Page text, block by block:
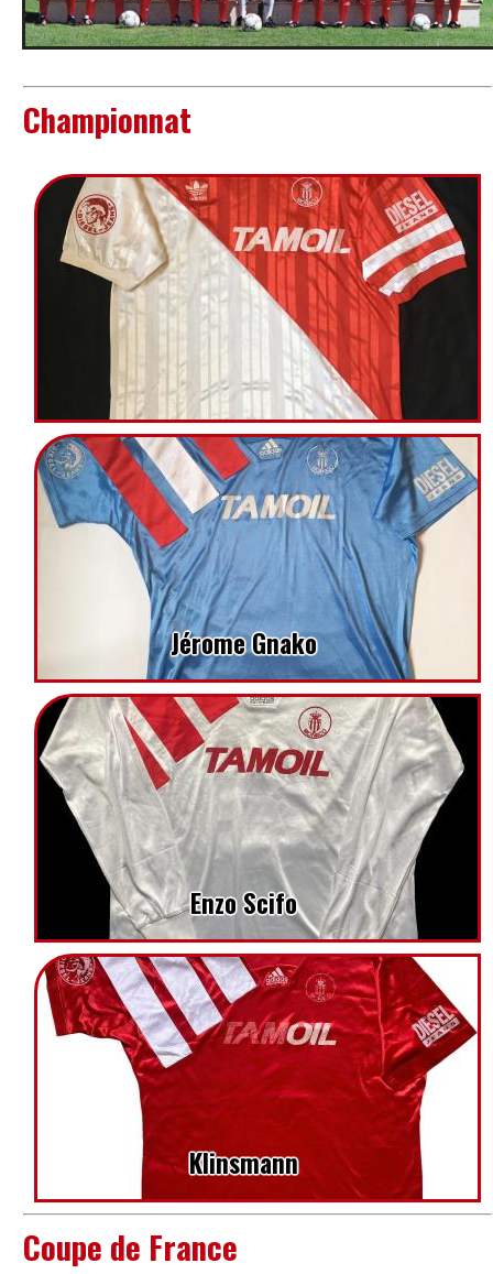
Championnat
Jérome Gnako
Enzo Scifo
Klinsmann
Coupe de France